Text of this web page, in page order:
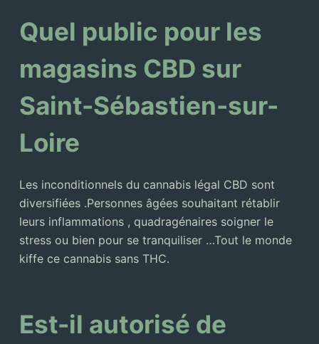
Quel public pour les
magasins CBD sur
Saint-Sébastien-sur-
Loire
Les inconditionnels du cannabis légal CBD sont
diversifiées .Personnes âgées souhaitant rétablir
leurs inflammations , quadragénaires soigner le
stress ou bien pour se tranquiliser …Tout le monde
kiffe ce cannabis sans THC.
Est-il autorisé de